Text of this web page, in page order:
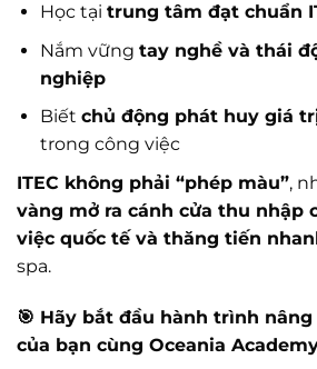
Học tại trung tâm đạt chuẩn
Nắm vững tay nghề và thái
nghiệp
Biết chủ động phát huy giá
trong công việc
ITEC không phải “phép màu”,
vàng mở ra cánh cửa thu nhập
việc quốc tế và thăng tiến
spa.
🎯 Hãy bắt đầu hành trình
của bạn cùng Oceania